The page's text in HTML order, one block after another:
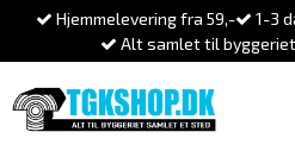
Hjemmelevering fra 59,-
1-3
Alt samlet til byggeriet